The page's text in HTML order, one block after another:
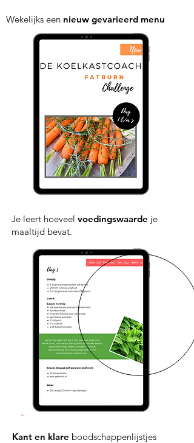
Wekelijks een nieuw gevarieerd menu
Kant en klare boodschappenlijstjes
Je leert hoeveel voedingswaarde je
maaltijd bevat.